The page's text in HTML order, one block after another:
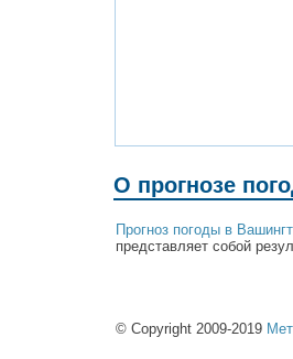
О прогнозе
Прогноз погоды в
представляет собой
© Copyright 2009-2019